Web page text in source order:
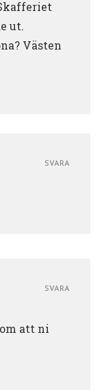
ut.
Västen
SVARA
att ni
SVARA